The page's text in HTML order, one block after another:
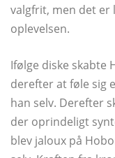
valgfrit, men det er
oplevelsen.
Ifølge diske skabte
derefter at føle sig
han selv. Derefter
der oprindeligt
blev jaloux på